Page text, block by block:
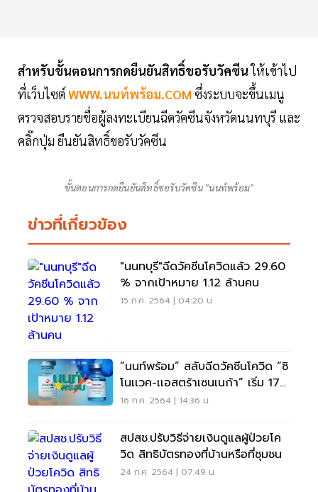
สำหรับขั้นตอนการกดยืนยันสิทธิ์ขอรับวัคซีนให้เข้าไป
ที่เว็บไซต์ WWW.นนท์พร้อม.COM ซึ่งระบบจะขึ้นเมนู
ตรวจสอบรายชื่อผู้ลงทะเบียนฉีดวัคซีนจังหวัดนนทบุรี และ
คลิ๊กปุ่ม ยืนยันสิทธิ์ขอรับวัคซีน
ขั้นตอนการกดยืนยันสิทธิ์ขอรับวัคซีน "นนท์พร้อม"
ข่าวที่เกี่ยวข้อง
"นนทบุรี"ฉีดวัคซีนโควิดแล้ว 29.60
% จากเป้าหมาย 1.12 ล้านคน
15 ก.ค. 2564 | 04:20 น.
“นนท์พร้อม” สลับฉีดวัคซีนโควิด “ซิ
โนเเวค-เเอสตร้าเซนเนก้า” เริ่ม 17
ก.ค.
16 ก.ค. 2564 | 14:36 น.
สปสช.ปรับวิธีจ่ายเงินดูแลผู้ป่วยโค
วิด สิทธิบัตรทองที่บ้านหรือที่ชุมชน
24 ก.ค. 2564 | 07:49 น.